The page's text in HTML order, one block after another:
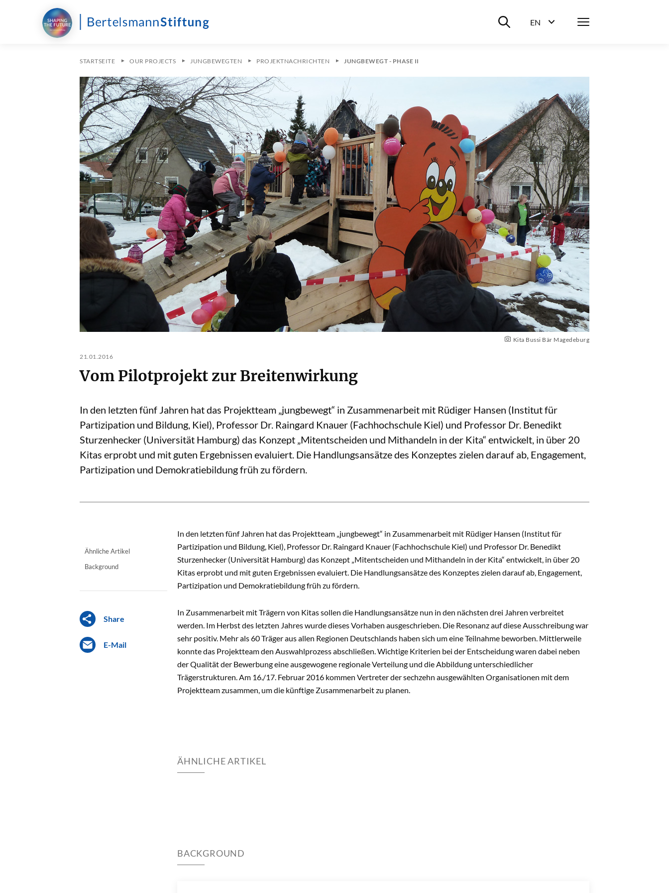
Suche ein-/ausblenden
EN
Menü
STARTSEITE OUR PROJECTS JUNGBEWEGTEN PROJEKTNACHRICHTEN JUNGBEWEGT - PHASE II
Kita Bussi Bär Magedeburg
21.01.2016
Vom Pilotprojekt zur Breitenwirkung
In den letzten fünf Jahren hat das Projektteam „jungbewegt“ in Zusammenarbeit mit Rüdiger Hansen (Institut für
Partizipation und Bildung, Kiel), Professor Dr. Raingard Knauer (Fachhochschule Kiel) und Professor Dr. Benedikt
Sturzenhecker (Universität Hamburg) das Konzept „Mitentscheiden und Mithandeln in der Kita“ entwickelt, in über 20
Kitas erprobt und mit guten Ergebnissen evaluiert. Die Handlungsansätze des Konzeptes zielen darauf ab, Engagement,
Partizipation und Demokratiebildung früh zu fördern.
Ähnliche Artikel
Background
Share
E-Mail
In den letzten fünf Jahren hat das Projektteam „jungbewegt“ in Zusammenarbeit mit Rüdiger Hansen (Institut für
Partizipation und Bildung, Kiel), Professor Dr. Raingard Knauer (Fachhochschule Kiel) und Professor Dr. Benedikt
Sturzenhecker (Universität Hamburg) das Konzept „Mitentscheiden und Mithandeln in der Kita“ entwickelt, in über 20
Kitas erprobt und mit guten Ergebnissen evaluiert. Die Handlungsansätze des Konzeptes zielen darauf ab, Engagement,
Partizipation und Demokratiebildung früh zu fördern.
In Zusammenarbeit mit Trägern von Kitas sollen die Handlungsansätze nun in den nächsten drei Jahren verbreitet
werden. Im Herbst des letzten Jahres wurde dieses Vorhaben ausgeschrieben. Die Resonanz auf diese Ausschreibung war
sehr positiv. Mehr als 60 Träger aus allen Regionen Deutschlands haben sich um eine Teilnahme beworben. Mittlerweile
konnte das Projektteam den Auswahlprozess abschließen. Wichtige Kriterien bei der Entscheidung waren dabei neben
der Qualität der Bewerbung eine ausgewogene regionale Verteilung und die Abbildung unterschiedlicher
Trägerstrukturen. Am 16./17. Februar 2016 kommen Vertreter der sechzehn ausgewählten Organisationen mit dem
Projektteam zusammen, um die künftige Zusammenarbeit zu planen.
ÄHNLICHE ARTIKEL
BACKGROUND